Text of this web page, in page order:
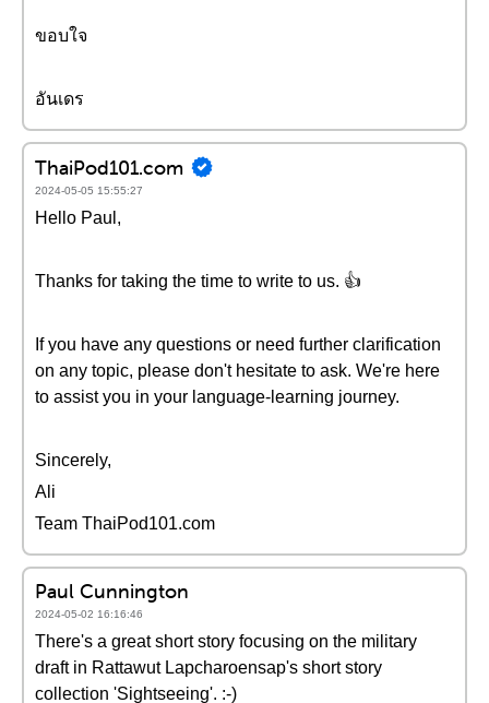
ขอบใจ
อันเดร
ThaiPod101.com
2024-05-05 15:55:27
Hello Paul,
Thanks for taking the time to write to us. 👍
If you have any questions or need further clarification
on any topic, please don't hesitate to ask. We're here
to assist you in your language-learning journey.
Sincerely,
Ali
Team ThaiPod101.com
Paul Cunnington
2024-05-02 16:16:46
There's a great short story focusing on the military
draft in Rattawut Lapcharoensap's short story
collection 'Sightseeing'. :-)